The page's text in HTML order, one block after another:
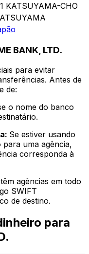
KATSUYAMA-CHO
BANK, LTD.
para evitar
Antes de
de:
o nome do banco
Se estiver usando
uma agência,
corresponda à
agências em todo
SWIFT
de destino.
para